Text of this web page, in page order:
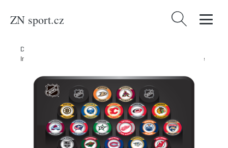
ZN sport.cz Vyhledávání
Domů
InGlasCo Plaketa pro fanouškovské puky NHL Wall Plaque Square